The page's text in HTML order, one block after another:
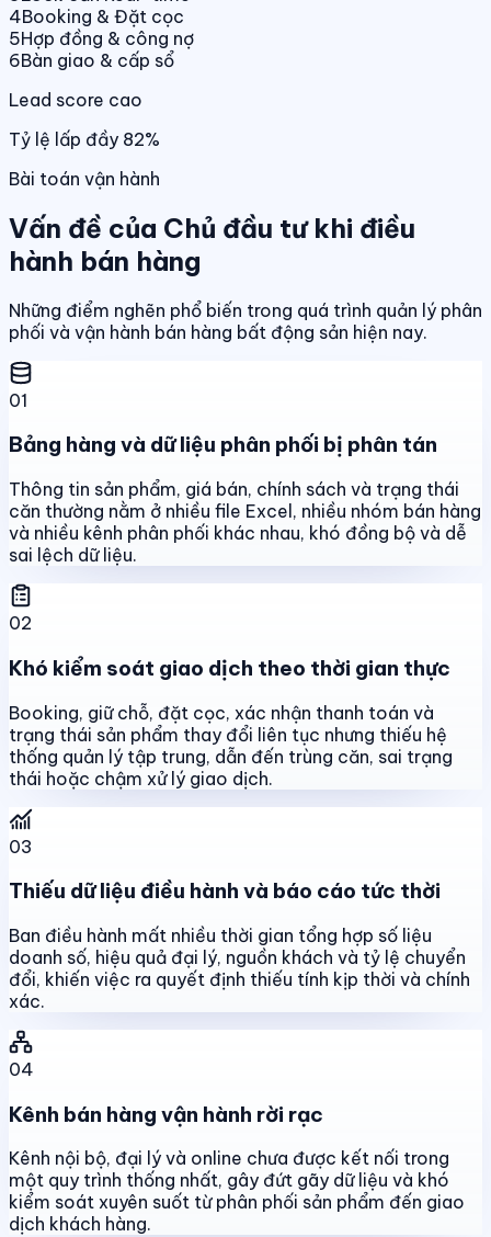
4Booking & Đặt cọc
5Hợp đồng & công nợ
6Bàn giao & cấp sổ
Lead score cao
Tỷ lệ lấp đầy 82%
Bài toán vận hành
Vấn đề của Chủ đầu tư khi điều
hành bán hàng
Những điểm nghẽn phổ biến trong quá trình quản lý phân
phối và vận hành bán hàng bất động sản hiện nay.
01
Bảng hàng và dữ liệu phân phối bị phân tán
Thông tin sản phẩm, giá bán, chính sách và trạng thái
căn thường nằm ở nhiều file Excel, nhiều nhóm bán hàng
và nhiều kênh phân phối khác nhau, khó đồng bộ và dễ
sai lệch dữ liệu.
02
Khó kiểm soát giao dịch theo thời gian thực
Booking, giữ chỗ, đặt cọc, xác nhận thanh toán và
trạng thái sản phẩm thay đổi liên tục nhưng thiếu hệ
thống quản lý tập trung, dẫn đến trùng căn, sai trạng
thái hoặc chậm xử lý giao dịch.
03
Thiếu dữ liệu điều hành và báo cáo tức thời
Ban điều hành mất nhiều thời gian tổng hợp số liệu
doanh số, hiệu quả đại lý, nguồn khách và tỷ lệ chuyển
đổi, khiến việc ra quyết định thiếu tính kịp thời và chính
xác.
04
Kênh bán hàng vận hành rời rạc
Kênh nội bộ, đại lý và online chưa được kết nối trong
một quy trình thống nhất, gây đứt gãy dữ liệu và khó
kiểm soát xuyên suốt từ phân phối sản phẩm đến giao
dịch khách hàng.